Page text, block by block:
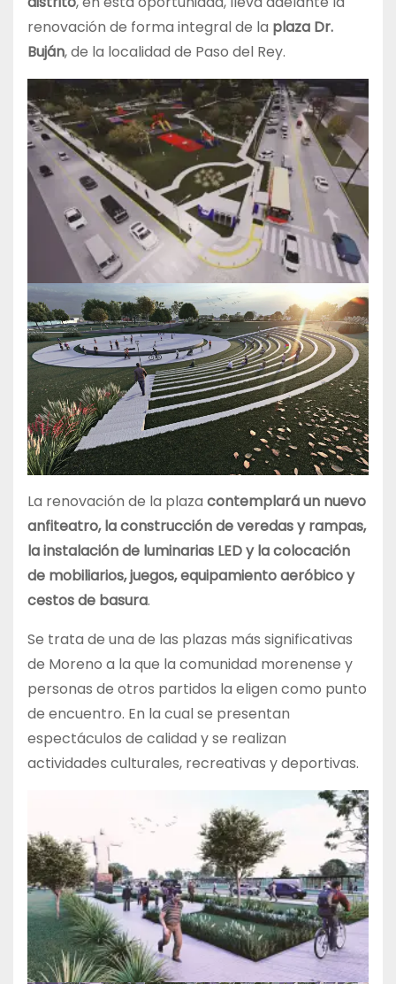
renovación de forma integral de la plaza Dr.
Buján, de la localidad de Paso del Rey.
La renovación de la plaza contemplará un nuevo
anfiteatro, la construcción de veredas y rampas,
la instalación de luminarias LED y la colocación
de mobiliarios, juegos, equipamiento aeróbico y
cestos de basura.
Se trata de una de las plazas más significativas
de Moreno a la que la comunidad morenense y
personas de otros partidos la eligen como punto
de encuentro. En la cual se presentan
espectáculos de calidad y se realizan
actividades culturales, recreativas y deportivas.